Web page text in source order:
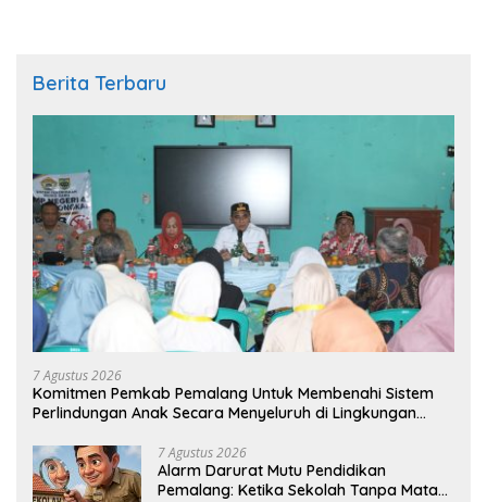
Berita Terbaru
7 Agustus 2026
Komitmen Pemkab Pemalang Untuk Membenahi Sistem
Perlindungan Anak Secara Menyeluruh di Lingkungan
7 Agustus 2026
Alarm Darurat Mutu Pendidikan
Pemalang: Ketika Sekolah Tanpa Mata